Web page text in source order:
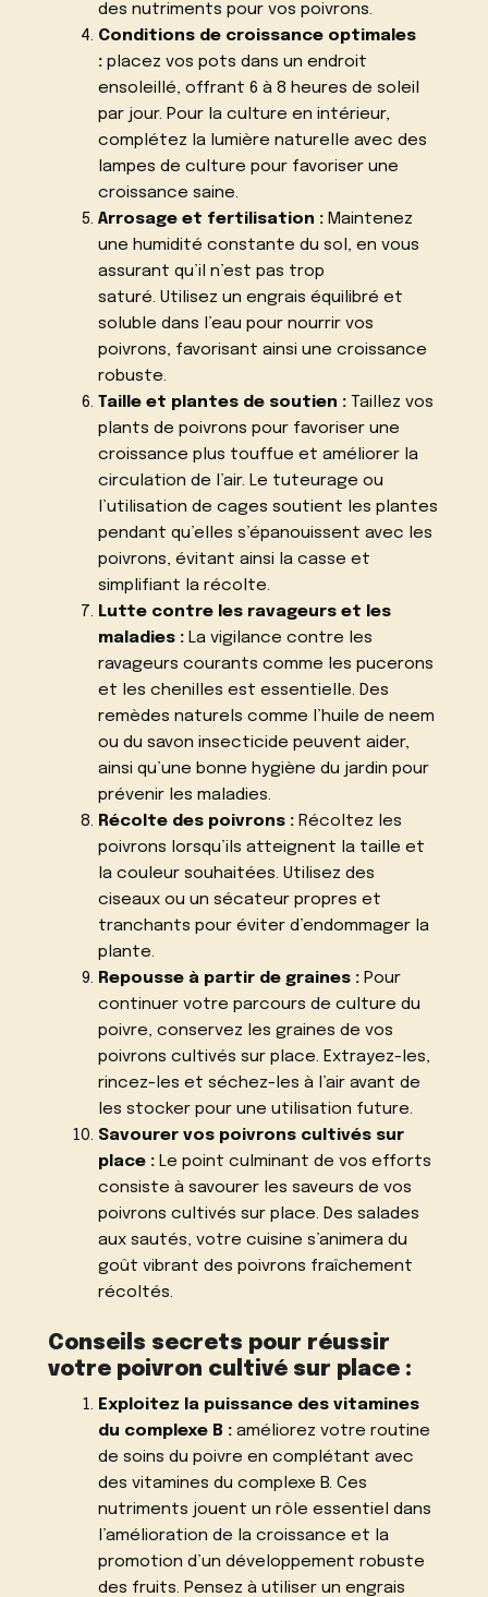
des nutriments pour vos poivrons.
Conditions de croissance optimales
:placez vos pots dans un endroit
ensoleillé, offrant 6 à 8 heures de soleil
par jour. Pour la culture en intérieur,
complétez la lumière naturelle avec des
lampes de culture pour favoriser une
croissance saine.
Arrosage et fertilisation :Maintenez
une humidité constante du sol, en vous
assurant qu’il n’est pas trop
saturé. Utilisez un engrais équilibré et
soluble dans l’eau pour nourrir vos
poivrons, favorisant ainsi une croissance
robuste.
Taille et plantes de soutien :Taillez vos
plants de poivrons pour favoriser une
croissance plus touffue et améliorer la
circulation de l’air. Le tuteurage ou
l’utilisation de cages soutient les plantes
pendant qu’elles s’épanouissent avec les
poivrons, évitant ainsi la casse et
simplifiant la récolte.
Lutte contre les ravageurs et les
maladies :La vigilance contre les
ravageurs courants comme les pucerons
et les chenilles est essentielle. Des
remèdes naturels comme l’huile de neem
ou du savon insecticide peuvent aider,
ainsi qu’une bonne hygiène du jardin pour
prévenir les maladies.
Récolte des poivrons :Récoltez les
poivrons lorsqu’ils atteignent la taille et
la couleur souhaitées. Utilisez des
ciseaux ou un sécateur propres et
tranchants pour éviter d’endommager la
plante.
Repousse à partir de graines :Pour
continuer votre parcours de culture du
poivre, conservez les graines de vos
poivrons cultivés sur place. Extrayez-les,
rincez-les et séchez-les à l’air avant de
les stocker pour une utilisation future.
Savourer vos poivrons cultivés sur
place :Le point culminant de vos efforts
consiste à savourer les saveurs de vos
poivrons cultivés sur place. Des salades
aux sautés, votre cuisine s’animera du
goût vibrant des poivrons fraîchement
récoltés.
Conseils secrets pour réussir
votre poivron cultivé sur place :
Exploitez la puissance des vitamines
du complexe B :améliorez votre routine
de soins du poivre en complétant avec
des vitamines du complexe B. Ces
nutriments jouent un rôle essentiel dans
l’amélioration de la croissance et la
promotion d’un développement robuste
des fruits. Pensez à utiliser un engrais